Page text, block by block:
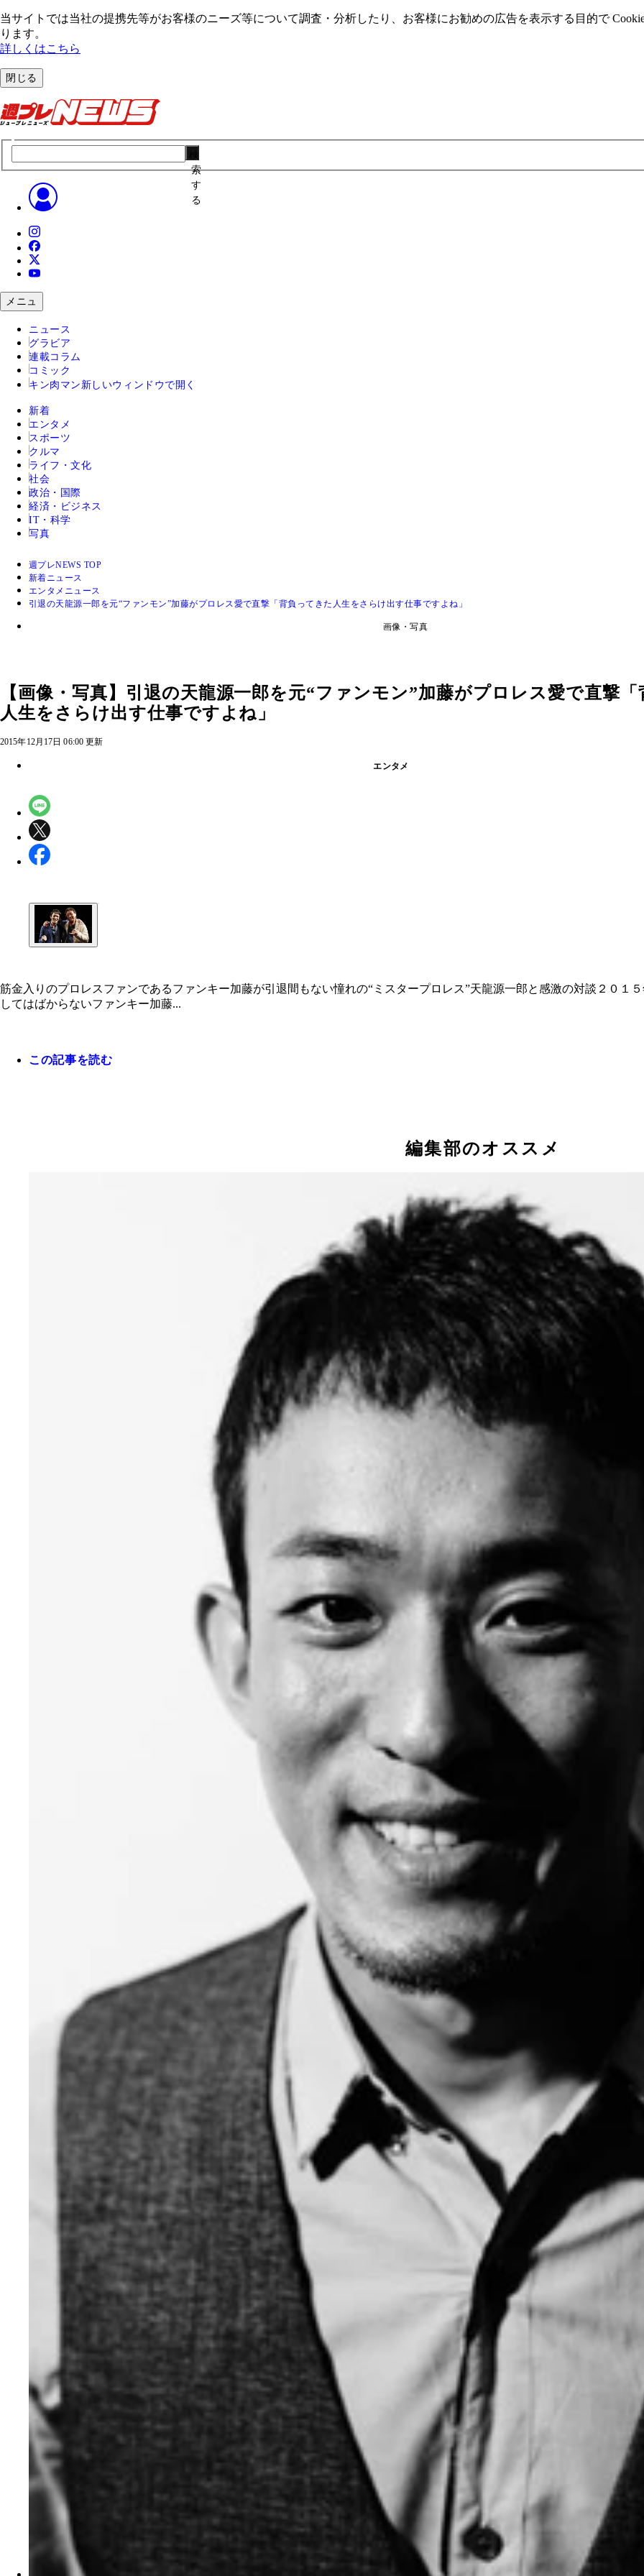
当サイトでは当社の提携先等がお客様のニーズ等について調査・分析したり、お客様にお勧めの広告を表⽰する⽬的で
ります。
詳しくはこちら
閉じる
索
す
る
メニュ
ニュース
グラビア
連載コラム
コミック
キン肉マン 新しいウィンドウで開く
新着
エンタメ
スポーツ
クルマ
ライフ・文化
社会
政治・国際
経済・ビジネス
IT・科学
写真
週プレNEWS TOP
新着ニュース
エンタメニュース
引退の天龍源一郎を元“ファンモン”加藤がプロレス愛で直撃「背負ってきた人生をさらけ出す仕事ですよね」
画像・写真
【画像・写真】引退の天龍源一郎を元“ファンモン”加藤がプロレス愛で直撃
人生をさらけ出す仕事ですよね」
2015年12月17日 06:00 更新
エンタメ
筋金入りのプロレスファンであるファンキー加藤が引退間もない憧れの“ミスタープロレス”天龍源一郎と感激の
筋金入りのプロレスファンであるファンキー加藤が引退間もない憧れの“ミスタープロレス”天龍源一郎と感激の対談２０１
してはばからないファンキー加藤...
この記事を読む
編集部のオススメ